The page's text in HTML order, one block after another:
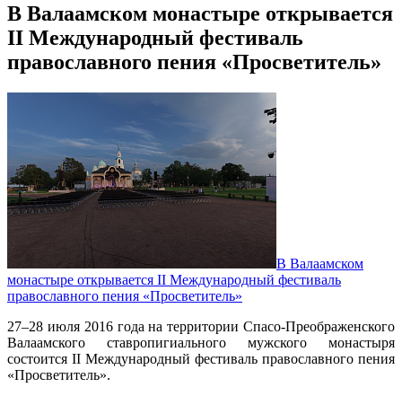
В Валаамском монастыре открывается
II Международный фестиваль
православного пения «Просветитель»
В Валаамском
монастыре открывается II Международный фестиваль
православного пения «Просветитель»
27–28 июля 2016 года на территории Спасо-Преображенского
Валаамского ставропигиального мужского монастыря
состоится II Международный фестиваль православного пения
«Просветитель».